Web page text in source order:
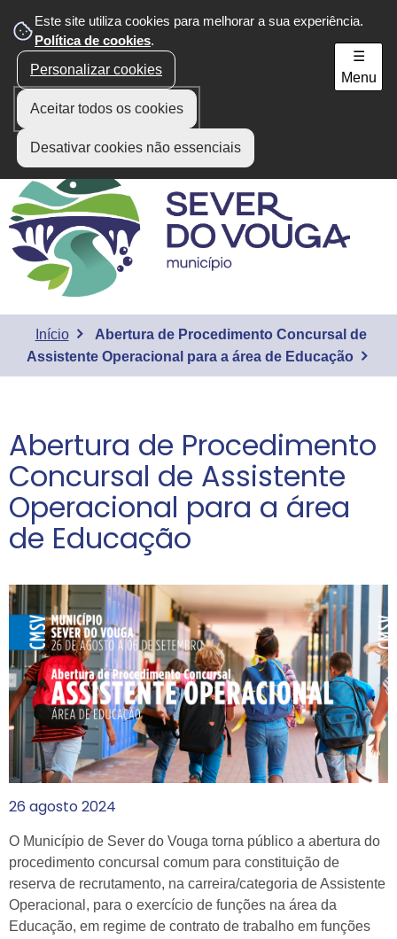
Este site utiliza cookies para melhorar a sua experiência.
Política de cookies.
Personalizar cookies
Aceitar todos os cookies
Desativar cookies não essenciais
Área do Munícipe
☰
Menu
Início
Abertura de Procedimento Concursal de
Assistente Operacional para a área de Educação
Abertura de Procedimento
Concursal de Assistente
Operacional para a área
de Educação
26 agosto 2024
O Município de Sever do Vouga torna público a abertura do
procedimento concursal comum para constituição de
reserva de recrutamento, na carreira/categoria de Assistente
Operacional, para o exercício de funções na área da
Educação, em regime de contrato de trabalho em funções